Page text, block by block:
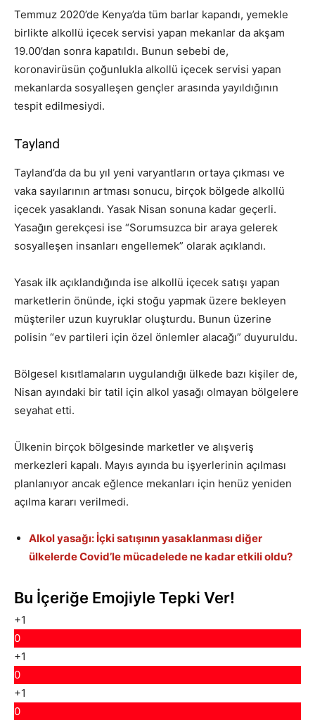
Temmuz 2020’de Kenya’da tüm barlar kapandı, yemekle
birlikte alkollü içecek servisi yapan mekanlar da akşam
19.00’dan sonra kapatıldı. Bunun sebebi de,
koronavirüsün çoğunlukla alkollü içecek servisi yapan
mekanlarda sosyalleşen gençler arasında yayıldığının
tespit edilmesiydi.
Tayland
Tayland’da da bu yıl yeni varyantların ortaya çıkması ve
vaka sayılarının artması sonucu, birçok bölgede alkollü
içecek yasaklandı. Yasak Nisan sonuna kadar geçerli.
Yasağın gerekçesi ise “Sorumsuzca bir araya gelerek
sosyalleşen insanları engellemek” olarak açıklandı.
Yasak ilk açıklandığında ise alkollü içecek satışı yapan
marketlerin önünde, içki stoğu yapmak üzere bekleyen
müşteriler uzun kuyruklar oluşturdu. Bunun üzerine
polisin “ev partileri için özel önlemler alacağı” duyuruldu.
Bölgesel kısıtlamaların uygulandığı ülkede bazı kişiler de,
Nisan ayındaki bir tatil için alkol yasağı olmayan bölgelere
seyahat etti.
Ülkenin birçok bölgesinde marketler ve alışveriş
merkezleri kapalı. Mayıs ayında bu işyerlerinin açılması
planlanıyor ancak eğlence mekanları için henüz yeniden
açılma kararı verilmedi.
Alkol yasağı: İçki satışının yasaklanması diğer
ülkelerde Covid’le mücadelede ne kadar etkili oldu?
Bu İçeriğe Emojiyle Tepki Ver!
+1
0
+1
0
+1
0